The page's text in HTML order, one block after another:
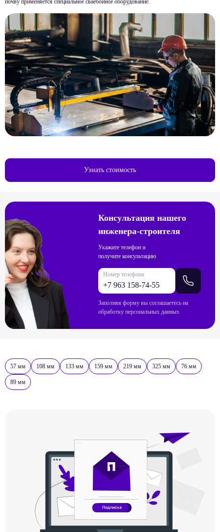
Узнать стоимость
Консультация нашего
инженера-строителя
Укажите телефон и
получите консультацию
Номер телефона
Заполняя форму вы соглашаетесь на
обработку персональных данных
57 мм 108 мм 133 мм 159 мм 219 мм 325 мм 76 мм
89 мм